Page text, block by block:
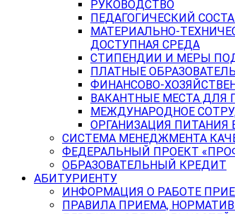
РУКОВОДСТВО
ПЕДАГОГИЧЕСКИЙ
МАТЕРИАЛЬНО-
ДОСТУПНАЯ СРЕДА
СТИПЕНДИИ И МЕРЫ
ПЛАТНЫЕ
ФИНАНСОВО-
ВАКАНТНЫЕ МЕСТА ДЛЯ
МЕЖДУНАРОДНОЕ
ОРГАНИЗАЦИЯ ПИТАНИЯ
СИСТЕМА МЕНЕДЖМЕНТА
ФЕДЕРАЛЬНЫЙ ПРОЕКТ
ОБРАЗОВАТЕЛЬНЫЙ КРЕДИТ
АБИТУРИЕНТУ
ИНФОРМАЦИЯ О РАБОТЕ
ПРАВИЛА ПРИЕМА,